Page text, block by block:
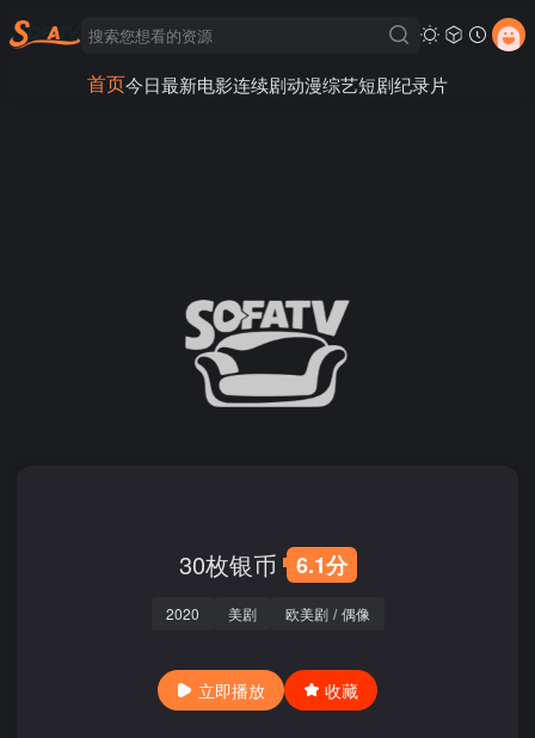
首页今日最新电影连续剧动漫综艺短剧纪录片
30枚银币 6.1分
2020 美剧 欧美剧 / 偶像
立即播放 收藏